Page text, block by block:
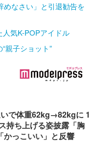
めなさい」と引退勧告を
人気K-POPアイドル
親子ショット”
で体重62kg→82kgに 1
持ち上げる姿披露「胸
かっこいい」と反響